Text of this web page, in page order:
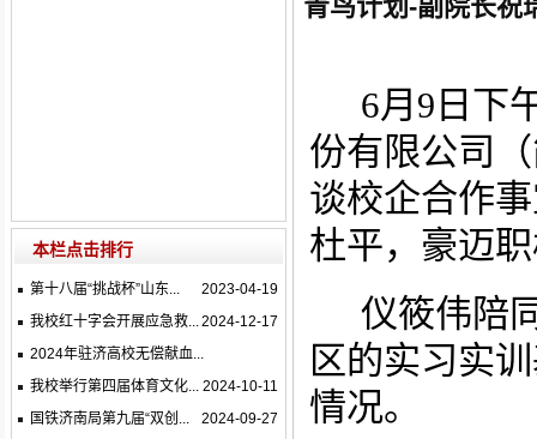
本栏点击排行
第十八届“挑战杯”山东...
2023-04-19
我校红十字会开展应急救...2024-12-17
2024年驻济高校无偿献血...
2024-10-11
我校举行第四届体育文化...
2024-09-27
国铁济南局第九届“双创...
青鸟计划-副院长祝
6月 9 日下
份有限公司
谈校企合作
杜平，豪迈
仪筱伟陪
区的实习实
情况。